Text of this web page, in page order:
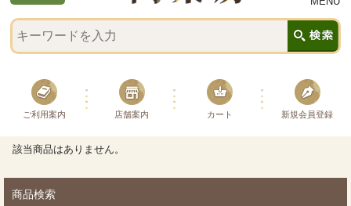
ご利用案内 店舗案内 カート 新規会員登録
該当商品はありません。
商品検索